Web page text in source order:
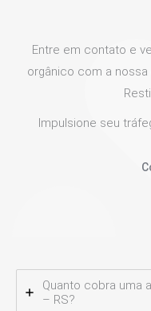
Entre em contato e
orgânico com a
Impulsione seu
Quanto cobra uma
– RS?